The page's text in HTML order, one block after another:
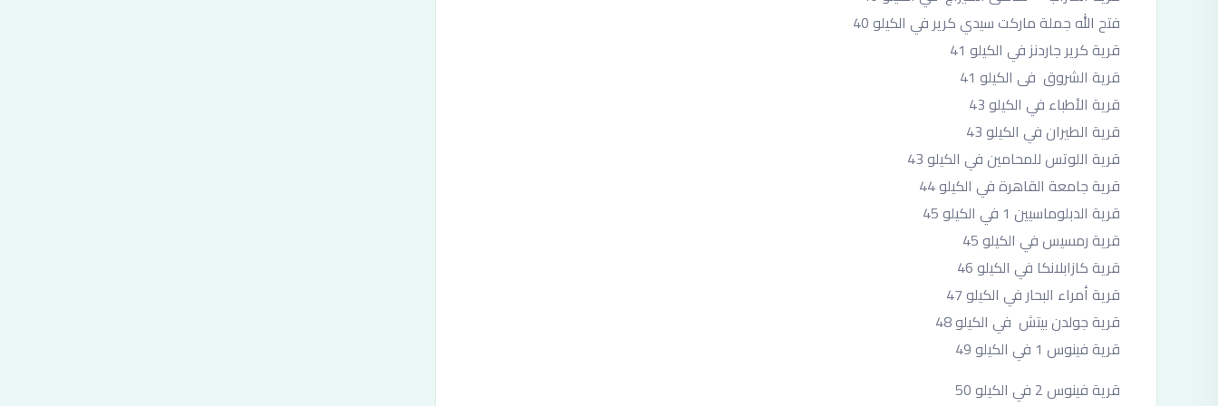
فتح الله جملة ماركت سيدي كرير في الكيلو 40
قرية كرير جاردنز في الكيلو 41
قرية الشروق فى الكيلو 41
قرية الأطباء في الكيلو 43
قرية الطيران في الكيلو 43
قرية اللوتس للمحامين في الكيلو 43
قرية جامعة القاهرة في الكيلو 44
قرية الدبلوماسيين 1 في الكيلو 45
قرية رمسيس في الكيلو 45
قرية كازابلانكا في الكيلو 46
قرية أمراء البحار في الكيلو 47
قرية جولدن بيتش في الكيلو 48
قرية فينوس 1 في الكيلو 49
قرية فينوس 2 في الكيلو 50